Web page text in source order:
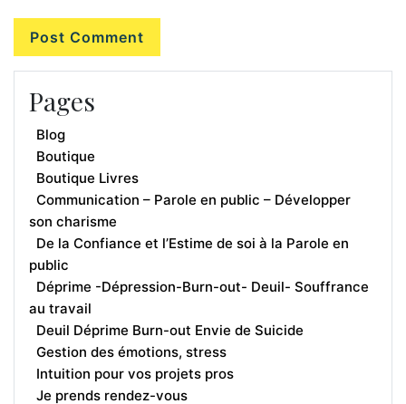
Pages
Blog
Boutique
Boutique Livres
Communication – Parole en public – Développer
son charisme
De la Confiance et l’Estime de soi à la Parole en
public
Déprime -Dépression-Burn-out- Deuil- Souffrance
au travail
Deuil Déprime Burn-out Envie de Suicide
Gestion des émotions, stress
Intuition pour vos projets pros
Je prends rendez-vous